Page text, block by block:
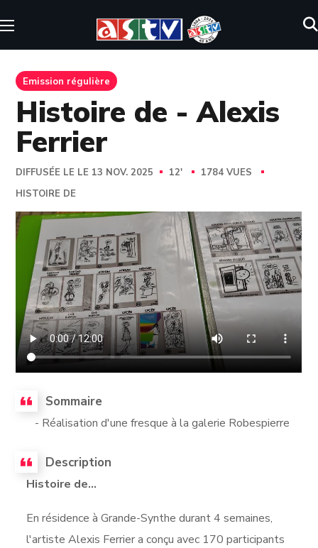
Emission régulière
Histoire de - Alexis
Ferrier
DIFFUSÉE LE LE 13 NOV. 2025 12'
1784 VUES
HISTOIRE DE
Sommaire
- Réalisation d'une fresque à la galerie Robespierre
Description
Histoire de...
En résidence à Grande-Synthe durant 4 semaines,
l'artiste Alexis Ferrier a conçu avec 170 participants